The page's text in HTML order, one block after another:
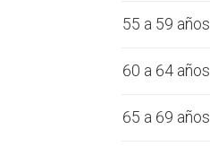
55 a 59 años
60 a 64 años
65 a 69 años